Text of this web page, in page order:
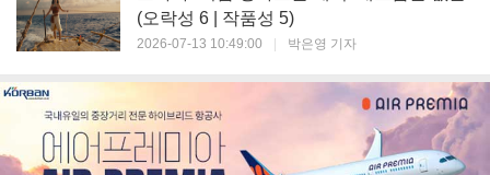
(오락성 6 | 작품성 5)
2026-07-13 10:49:00 박은영 기자